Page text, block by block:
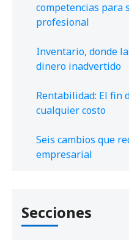
competencias para
profesional
Inventario, donde
dinero inadvertido
Rentabilidad: El fin
cualquier costo
Seis cambios que
empresarial
Secciones